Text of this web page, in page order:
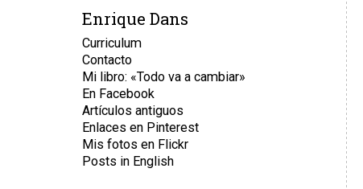
Enrique Dans
Curriculum
Contacto
Mi libro: «Todo va a cambiar»
En Facebook
Artículos antiguos
Enlaces en Pinterest
Mis fotos en Flickr
Posts in English